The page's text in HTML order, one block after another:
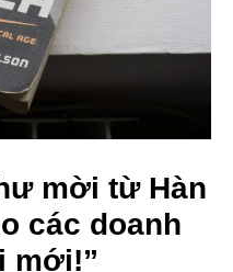
mời từ Hàn
các doanh
mới!”